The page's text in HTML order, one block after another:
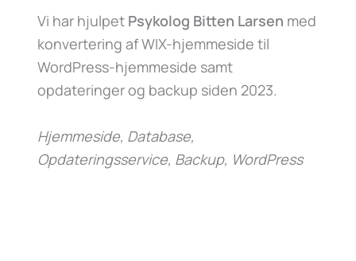
Vi har hjulpet Psykolog Bitten Larsen med
konvertering af WIX-hjemmeside til
WordPress-hjemmeside samt
opdateringer og backup siden 2023.
Hjemmeside, Database,
Opdateringsservice, Backup, WordPress